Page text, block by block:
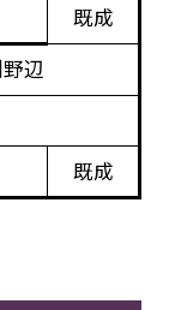
既成
辺
既成